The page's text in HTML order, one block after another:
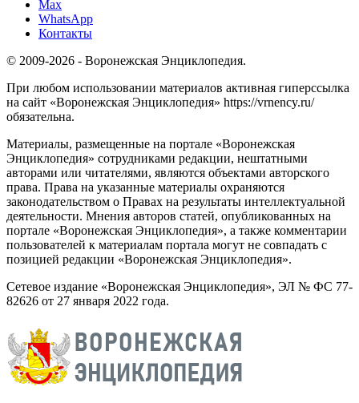
Max
WhatsApp
Контакты
© 2009-2026 - Воронежская Энциклопедия.
При любом использовании материалов активная гиперссылка
на сайт «Воронежская Энциклопедия» https://vrnency.ru/
обязательна.
Материалы, размещенные на портале «Воронежская
Энциклопедия» сотрудниками редакции, нештатными
авторами или читателями, являются объектами авторского
права. Права на указанные материалы охраняются
законодательством о Правах на результаты интеллектуальной
деятельности. Мнения авторов статей, опубликованных на
портале «Воронежская Энциклопедия», а также комментарии
пользователей к материалам портала могут не совпадать с
позицией редакции «Воронежская Энциклопедия».
Сетевое издание «Воронежская Энциклопедия», ЭЛ № ФС 77-
82626 от 27 января 2022 года.